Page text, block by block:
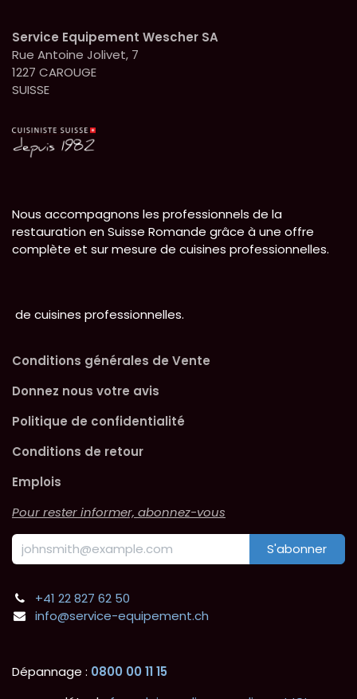
Service Equipement Wescher SA
Rue Antoine Jolivet, 7
1227 CAROUGE
SUISSE
Nous accompagnons les professionnels de la
restauration en Suisse Romande grâce à une offre
complète et sur mesure de cuisines professionnelles.
de cuisines professionnelles.
Conditions générales de Vente
Donnez nous votre avis
Politique de confidentialité
Conditions de retour
Emplois
Pour rester informer, abonnez-vous
S'abonner
+41 22 827 62 50
info@service-equipement.ch
Dépannage : 0800 00 11 15